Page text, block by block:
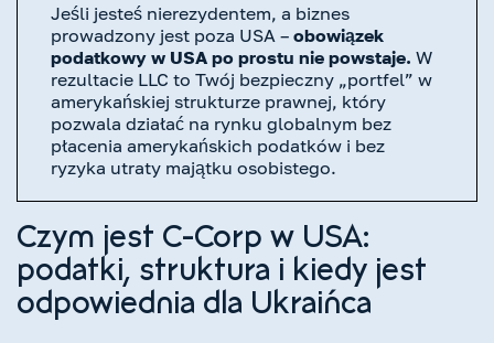
Jeśli jesteś nierezydentem, a biznes
prowadzony jest poza USA – obowiązek
podatkowy w USA po prostu nie powstaje. W
rezultacie LLC to Twój bezpieczny „portfel” w
amerykańskiej strukturze prawnej, który
pozwala działać na rynku globalnym bez
płacenia amerykańskich podatków i bez
ryzyka utraty majątku osobistego.
Czym jest C-Corp w USA:
podatki, struktura i kiedy jest
odpowiednia dla Ukraińca